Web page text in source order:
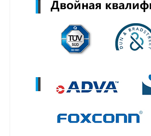
MZWLR15THBLA-00B07
MZ3LO7T6HBLT-00B07
MZ3LO1T9HCJR-00B07